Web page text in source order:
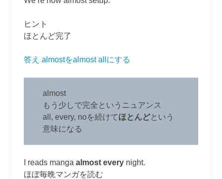
ヒント
ほとんど完了
答え almostをalmost allにする
almost
もう少しで完全というニュアンス
all, every, noを続けてほとんどという
意味になる
I reads mangaalmost every night.
ほぼ毎晩マンガを読む